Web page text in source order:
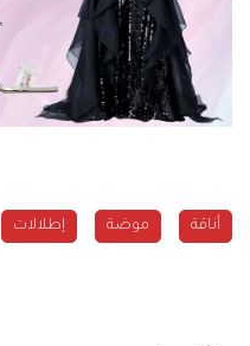
أناقة موضة إطلالات